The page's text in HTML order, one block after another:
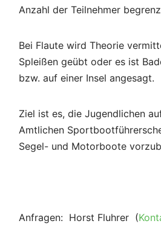
Anzahl der Teilnehmer
Bei Flaute wird Theorie
Spleißen geübt oder es ist
bzw. auf einer Insel angesagt.
Ziel ist es, die Jugendlichen
Amtlichen
Segel- und Motorboote
Anfragen: Horst Fluhrer (